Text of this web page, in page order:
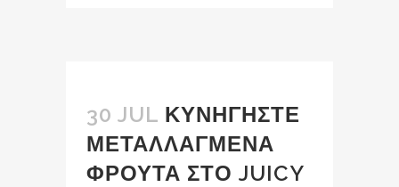
30 JUL ΚΥΝΗΓΗΣΤΕ
ΜΕΤΑΛΛΑΓΜΕΝΑ
ΦΡΟΥΤΑ ΣΤΟ JUICY